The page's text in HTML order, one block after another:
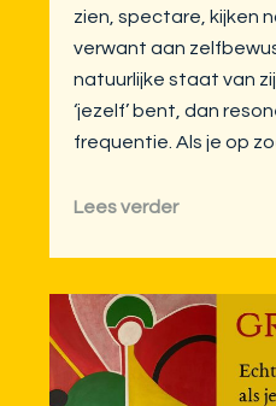
zien, spectare, kijken
verwant aan
natuurlijke staat van
‘jezelf’ bent, dan
frequentie. Als je op
Lees verder